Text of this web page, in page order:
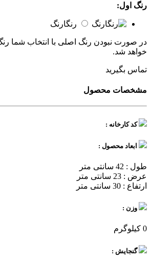
رنگ اول:
رنگارنگ
در صورت نبودن رنگ اصلی با انتخاب شما
خواهد شد.
تماس بگیرید
مشخصات محصول
کد کارخانه :
ابعاد محصول :
طول : 42 سانتی متر
عرض : 23 سانتی متر
ارتفاع : 30 سانتی متر
وزن :
0 کیلوگرم
گنجایش :